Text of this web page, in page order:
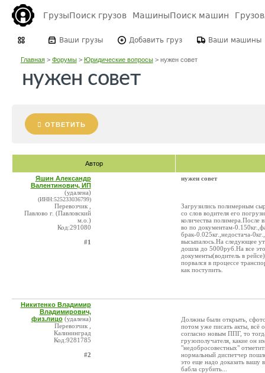
ГрузыПоиск грузов МашиныПоиск машин
Ваши грузы Добавить груз Ваши машины
Главная> Форумы> Юридические вопросы> нужен совет
нужен совет
ОТВЕТИТЬ
Автор
Яшин Александр
Валентинович, ИП
(удалена)
(ИНН:525233036799)
Перевозчик ,
Павлово г. (Павловский
м.о.)
Код:291080
#1
нужен совет
Загрузились полимерным
со слов водителя его
количества полимера.После
во по документам-
брак-0.025кг.,недостача-
высыпалось.На следующее
дошла до 5000руб.На все
документы(водитель в
порвался в процессе
как поступить.
Никитенко Владимир
Владимирович,
физ.лицо (удалена)
Перевозчик ,
Калининград
Код:9281785
#2
Должны были открыть,
потом уже писать акты, всё
согласно новым ППГ, то
грузополучателя, какие он
"недобросовестных"
нормальный диспетчер
это еще надо доказать вашу
бабла срубить...